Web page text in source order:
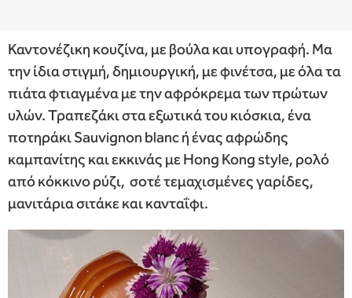
Καντονέζικη κουζίνα, με βούλα και υπογραφή. Μα
την ίδια στιγμή, δημιουργική, με φινέτσα, με όλα τα
πιάτα φτιαγμένα με την αφρόκρεμα των πρώτων
υλών. Τραπεζάκι στα εξωτικά του κιόσκια, ένα
ποτηράκι Sauvignon blanc ή ένας αφρώδης
καμπανίτης και εκκινάς με Hong Kong style, ρολό
από κόκκινο ρύζι, σοτέ τεμαχισμένες γαρίδες,
μανιτάρια σιτάκε και κανταΐφι.